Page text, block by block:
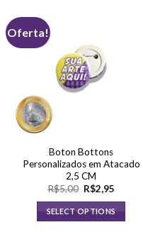
Oferta!
Boton Bottons
Personalizados em Atacado
2,5 CM
R$5,00 O
preço
original
era:
R$5,00.
R$2,95
atual
é:
R$2,95.
SELECT OPTIONS